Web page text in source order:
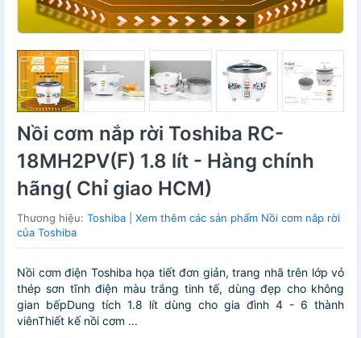
Nồi cơm nắp rời Toshiba RC-
18MH2PV(F) 1.8 lít - Hàng chính
hãng( Chỉ giao HCM)
Thương hiệu: Toshiba
Xem thêm các sản phẩm Nồi cơm nắp rời
của Toshiba
Nồi cơm điện Toshiba họa tiết đơn giản, trang nhã trên lớp vỏ
thép sơn tĩnh điện màu trắng tinh tế, dùng đẹp cho không
gian bếpDung tích 1.8 lít dùng cho gia đình 4 - 6 thành
viênThiết kế nồi cơm ...